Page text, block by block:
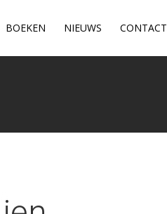
BOEKEN NIEUWS CONTACT